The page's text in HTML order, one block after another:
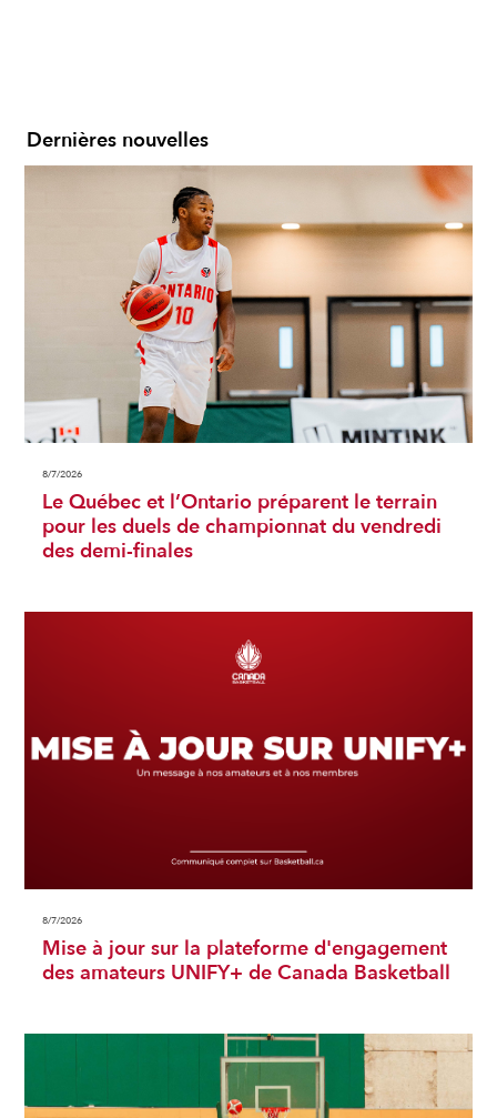
Dernières nouvelles
8/7/2026
Le Québec et l’Ontario préparent le terrain
pour les duels de championnat du vendredi
des demi-finales
8/7/2026
Mise à jour sur la plateforme d'engagement
des amateurs UNIFY+ de Canada Basketball